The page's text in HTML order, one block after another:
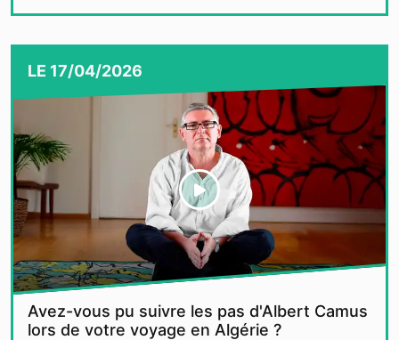
LE 17/04/2026
Avez-vous pu suivre les pas d'Albert Camus
lors de votre voyage en Algérie ?